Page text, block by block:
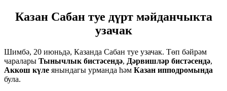
Казан Сабан туе дүрт мәйданчыкта
узачак
Шимбә, 20 июньдә, Казанда Сабан туе узачак. Төп бәйрәм
чаралары Тынычлык бистәсендә, Дәрвишләр бистәсендә,
Аккош күле янындагы урманда һәм Казан ипподромында
була.